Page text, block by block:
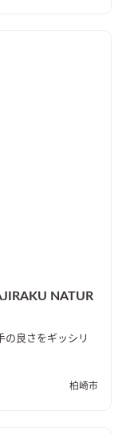
NATUR
の良さをギッシリ
柏崎市